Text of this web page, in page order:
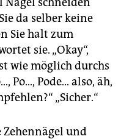
da selber keine
Sie halt zum
sie. „Okay“,
wie möglich durchs
Po…, Pode… also, äh,
„Sicher.“
Zehennägel und